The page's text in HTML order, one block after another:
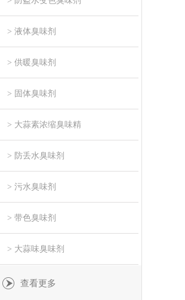
> 液体臭味剂
> 供暖臭味剂
> 固体臭味剂
> 大蒜素浓缩臭味精
> 防丢水臭味剂
> 污水臭味剂
> 带色臭味剂
> 大蒜味臭味剂
查看更多